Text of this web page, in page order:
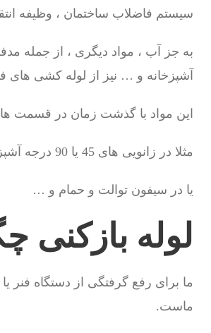
سیستم فاضلاب ساختمان ، وظیفه
به جز آب ، مواد دیگری ، از جمله
آشپزخانه و … نیز از لوله کشی
این مواد با گذشت زمان در قسمت
مثلا در زانویی های 45 یا 90 درجه آشپزخانه یا ماشین لباسشویی
یا در سیفون توالت و حمام و …
لوله بازکنی
ما برای رفع گرفتگی از دستگاه فنر
ماست.